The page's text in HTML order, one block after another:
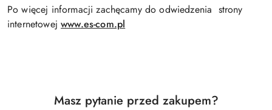
Po więcej informacji zachęcamy do odwiedzenia strony
internetowejwww.es-com.pl
Masz pytanie przed zakupem?